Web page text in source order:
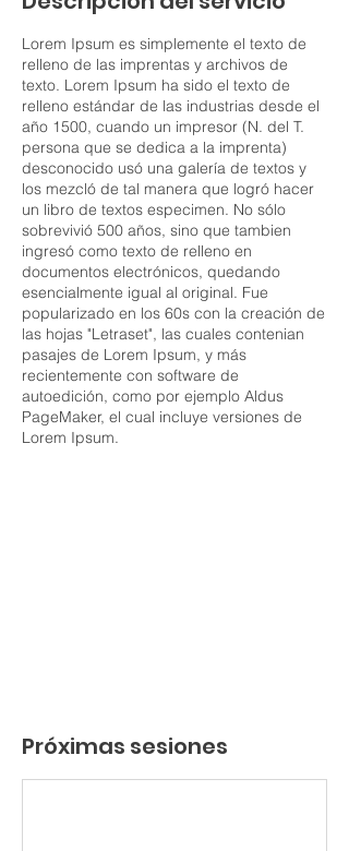
Lorem Ipsum es simplemente el texto de
relleno de las imprentas y archivos de
texto. Lorem Ipsum ha sido el texto de
relleno estándar de las industrias desde el
año 1500, cuando un impresor (N. del T.
persona que se dedica a la imprenta)
desconocido usó una galería de textos y
los mezcló de tal manera que logró hacer
un libro de textos especimen. No sólo
sobrevivió 500 años, sino que tambien
ingresó como texto de relleno en
documentos electrónicos, quedando
esencialmente igual al original. Fue
popularizado en los 60s con la creación de
las hojas "Letraset", las cuales contenian
pasajes de Lorem Ipsum, y más
recientemente con software de
autoedición, como por ejemplo Aldus
PageMaker, el cual incluye versiones de
Lorem Ipsum.
Próximas sesiones